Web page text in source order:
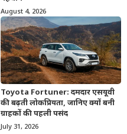
August 4, 2026
Toyota Fortuner: दमदार एसयूवी
की बढ़ती लोकप्रियता, जानिए क्यों बनी
ग्राहकों की पहली पसंद
July 31, 2026